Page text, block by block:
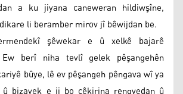
a ku jiyana caneweran hildiwşîne,
li beramber mirov jî bêwijdan be.
şêwekar e û xelkê bajarê
berî niha tevlî gelek pêşangehên
bûye, lê ev pêşangeh pêngava wî ya